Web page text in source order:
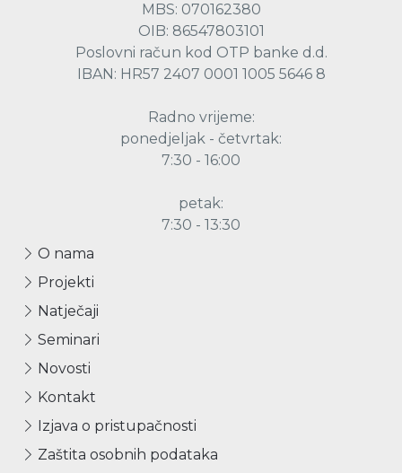
MBS: 070162380
OIB: 86547803101
Poslovni račun kod OTP banke d.d.
IBAN: HR57 2407 0001 1005 5646 8
Radno vrijeme:
ponedjeljak - četvrtak:
7:30 - 16:00
petak:
7:30 - 13:30
O nama
Projekti
Natječaji
Seminari
Novosti
Kontakt
Izjava o pristupačnosti
Zaštita osobnih podataka